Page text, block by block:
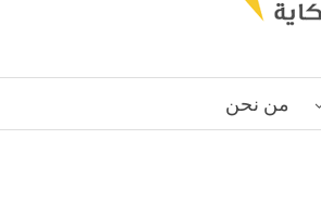
من نحن